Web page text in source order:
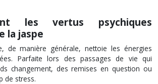
les vertus psychiques
la jaspe
de manière générale, nettoie les énergies
Parfaite lors des passages de vie qui
changement, des remises en question ou
de stress.